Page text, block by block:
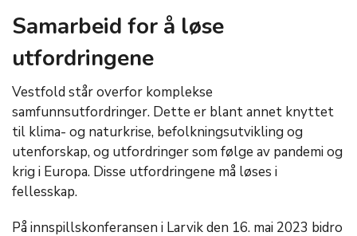
Samarbeid for å løse
utfordringene
Vestfold står overfor komplekse
samfunnsutfordringer. Dette er blant annet knyttet
til klima- og naturkrise, befolkningsutvikling og
utenforskap, og utfordringer som følge av pandemi og
krig i Europa. Disse utfordringene må løses i
fellesskap.
På innspillskonferansen i Larvik den 16. mai 2023 bidro